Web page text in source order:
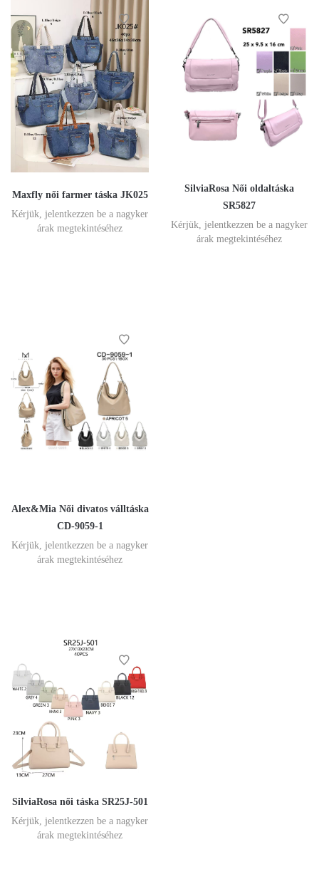
Maxfly női farmer táska JK025
Kérjük, jelentkezzen be a nagyker
árak megtekintéséhez
SilviaRosa Női oldaltáska
SR5827
Kérjük, jelentkezzen be a nagyker
árak megtekintéséhez
Alex&Mia Női divatos válltáska
CD-9059-1
Kérjük, jelentkezzen be a nagyker
árak megtekintéséhez
SilviaRosa női táska SR25J-501
Kérjük, jelentkezzen be a nagyker
árak megtekintéséhez